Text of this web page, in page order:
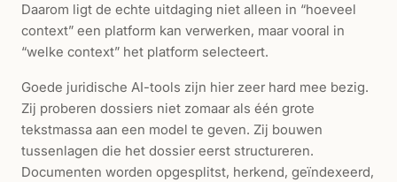
Daarom ligt de echte uitdaging niet alleen in “hoeveel
context” een platform kan verwerken, maar vooral in
“welke context” het platform selecteert.
Goede juridische AI-tools zijn hier zeer hard mee bezig.
Zij proberen dossiers niet zomaar als één grote
tekstmassa aan een model te geven. Zij bouwen
tussenlagen die het dossier eerst structureren.
Documenten worden opgesplitst, herkend, geïndexeerd,